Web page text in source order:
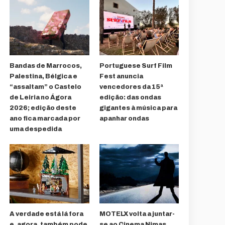
Bandas de Marrocos,
Palestina, Bélgica e
“assaltam” o Castelo
de Leiria no Ágora
2026; edição deste
ano fica marcada por
uma despedida
Portuguese Surf Film
Fest anuncia
vencedores da 15ª
edição: das ondas
gigantes à música para
apanhar ondas
A verdade está lá fora
MOTELX volta a juntar-